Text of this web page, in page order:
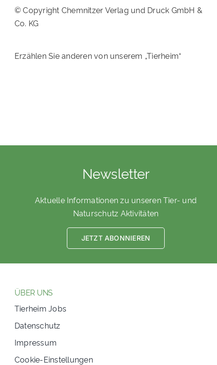
© Copyright Chemnitzer Verlag und Druck GmbH &
Co. KG
Erzählen Sie anderen von unserem „Tierheim“
Newsletter
Aktuelle Informationen zu unseren Tier- und
Naturschutz Aktivitäten
JETZT ABONNIEREN
ÜBER UNS
Tierheim Jobs
Datenschutz
Impressum
Cookie-Einstellungen